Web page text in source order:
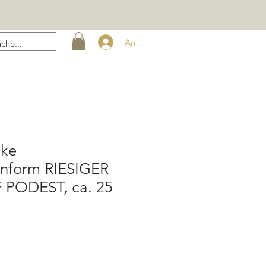
Anmelden
RIESIGER
PODEST, ca. 25